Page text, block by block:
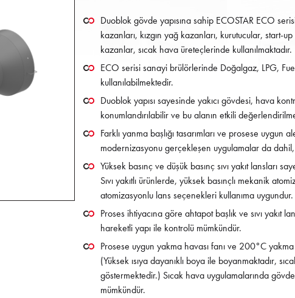
Duoblok gövde yapısına sahip ECOSTAR ECO
kazanları, kızgın yağ kazanları, kurutucular, start-
kazanlar, sıcak hava üreteçlerinde kullanılmaktadır.
ECO serisi sanayi brülörlerinde Doğalgaz, LPG,
kullanılabilmektedir.
Duoblok yapısı sayesinde yakıcı gövdesi, hava
konumlandırılabilir ve bu alanın etkili
Farklı yanma başlığı tasarımları ve prosese uygun
modernizasyonu gerçekleşen uygulamalar da dahil,
Yüksek basınç ve düşük basınç sıvı yakıt lansları
Sıvı yakıtlı ürünlerde, yüksek basınçlı mekanik
atomizasyonlu lans seçenekleri kullanıma uygundur.
Proses ihtiyacına göre ahtapot başlık ve sıvı yakıt
hareketli yapı ile kontrolü mümkündür.
Prosese uygun yakma havası fanı ve 200°C yakma
(Yüksek ısıya dayanıklı boya ile boyanmaktadır,
göstermektedir.) Sıcak hava uygulamalarında
mümkündür.